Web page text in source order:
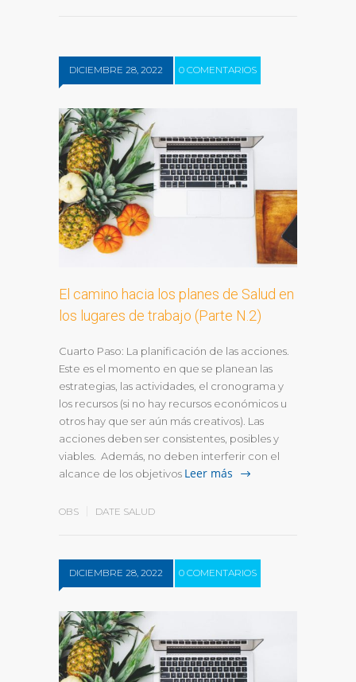
DICIEMBRE 28, 2022 0 COMENTARIOS
El camino hacia los planes de Salud en
los lugares de trabajo (Parte N.2)
Cuarto Paso: La planificación de las acciones.
Este es el momento en que se planean las
estrategias, las actividades, el cronograma y
los recursos (si no hay recursos económicos u
otros hay que ser aún más creativos). Las
acciones deben ser consistentes, posibles y
viables. Además, no deben interferir con el
alcance de los objetivos Leer más
OBS DATE SALUD
DICIEMBRE 28, 2022 0 COMENTARIOS